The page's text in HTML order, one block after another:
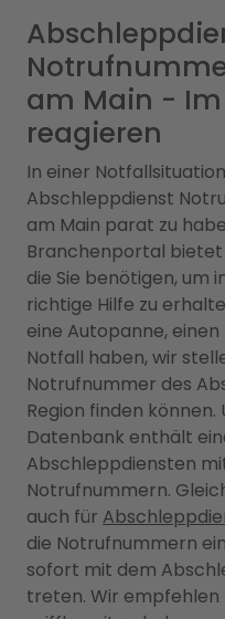
am Main -
reagieren
In einer
Abschleppdienst
am Main parat zu
Branchenportal
die Sie benötigen, um
richtige Hilfe zu
eine Autopanne,
Notfall haben, wir
Notrufnummer des
Region finden
Datenbank enthält
Abschleppdiensten
Notrufnummern.
auch für
die Notrufnummern
sofort mit dem
treten. Wir empfehlen